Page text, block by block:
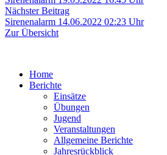
Nächster BeitragNächster
Beitrag:
Sirenenalarm 14.06.2022 02:23 Uhr
Zur Übersicht
Home
Berichte
Einsätze
Übungen
Jugend
Veranstaltungen
Allgemeine Berichte
Jahresrückblick